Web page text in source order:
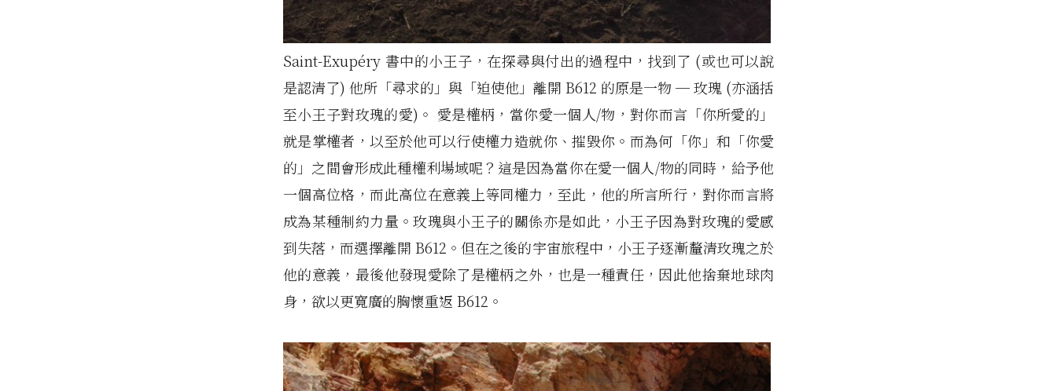
Saint-Exupéry 書中的小王子，在探尋與付出的過程中，找到了 (或也可以說
是認清了) 他所「尋求的」與「迫使他」離開 B612 的原是一物 ─ 玫瑰 (亦涵括
至小王子對玫瑰的愛)。 愛是權柄，當你愛一個人/物，對你而言「你所愛的」
就是掌權者，以至於他可以行使權力造就你、摧毀你。而為何「你」和「你愛
的」之間會形成此種權利場域呢？這是因為當你在愛一個人/物的同時，給予他
一個高位格，而此高位在意義上等同權力，至此，他的所言所行，對你而言將
成為某種制約力量。玫瑰與小王子的關係亦是如此，小王子因為對玫瑰的愛感
到失落，而選擇離開 B612。但在之後的宇宙旅程中，小王子逐漸釐清玫瑰之於
他的意義，最後他發現愛除了是權柄之外，也是一種責任，因此他捨棄地球肉
身，欲以更寬廣的胸懷重返 B612。